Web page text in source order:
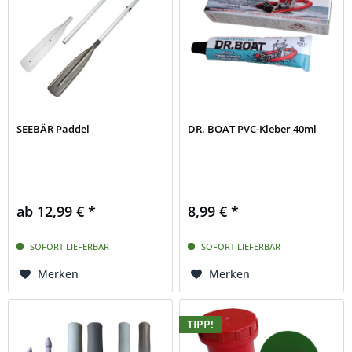
SEEBÄR Paddel
ab 12,99 € *
SOFORT LIEFERBAR
Merken
DR. BOAT PVC-Kleber 40ml
8,99 € *
SOFORT LIEFERBAR
Merken
TIPP!